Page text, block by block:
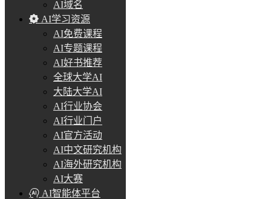
AI域名
AI学习资源
AI免费课程
AI专题课程
AI好书推荐
全球大学AI
大陆大学AI
AI行业协会
AI行业门户
AI官方活动
AI中文研究机构
AI海外研究机构
AI大赛
AI智能体平台